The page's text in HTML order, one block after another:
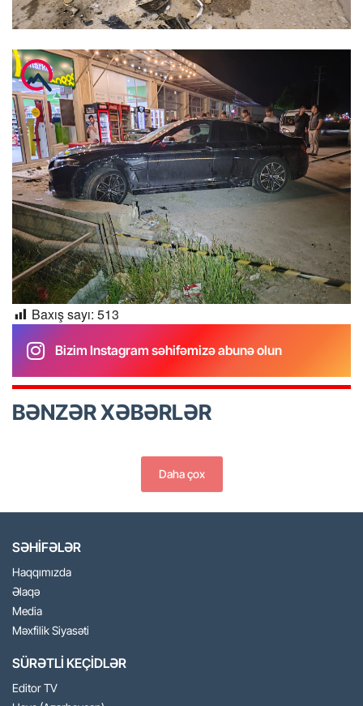
Baxış sayı: 513
Bizim Instagram səhifəmizə abunə olun
BƏNZƏR XƏBƏRLƏR
Daha çox
SƏHİFƏLƏR
Haqqımızda
Əlaqə
Media
Məxfilik Siyasəti
SÜRƏTLİ KEÇİDLƏR
Editor TV